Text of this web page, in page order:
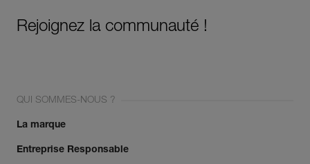
Rejoignez la communauté !
QUI SOMMES-NOUS ?
La marque
Entreprise Responsable